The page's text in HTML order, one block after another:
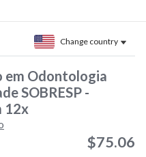
Change country
em Odontologia
SOBRESP -
12x
$75.06